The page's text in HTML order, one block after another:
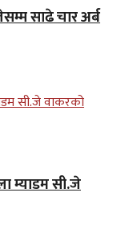
साढे चार अर्ब
म्याडम सी.जे